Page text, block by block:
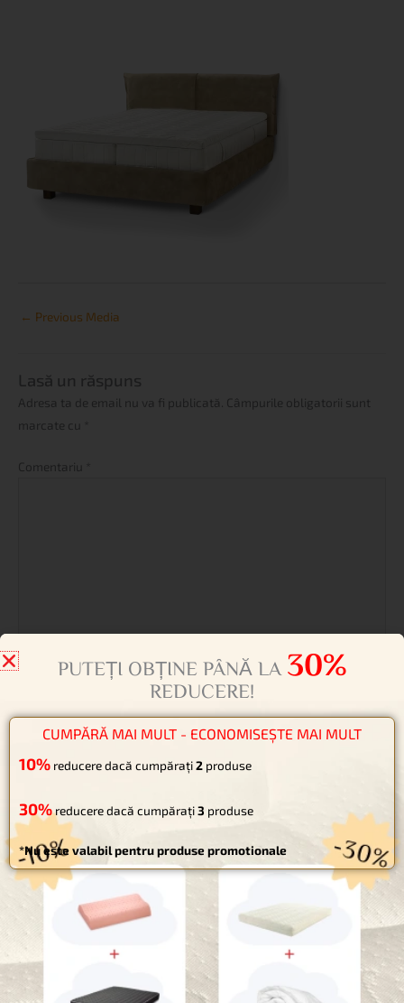
← Previous Media
Lasă un răspuns
Adresa ta de email nu va fi publicată. Câmpurile obligatorii sunt
marcate cu
Comentariu
Email*
Website
Salvează-mi numele, emailul și site-ul web în acest navigator
pentru data viitoare când o să comentez.
PUTEȚI OBȚINE PÂNĂ LA 30%
CUMPĂRĂ MAI MULT - ECONOMISEȘTE MAI MULT
reducere dacă cumpărați produse
reducere dacă cumpărați
*Nu este valabil pentru produse promotionale